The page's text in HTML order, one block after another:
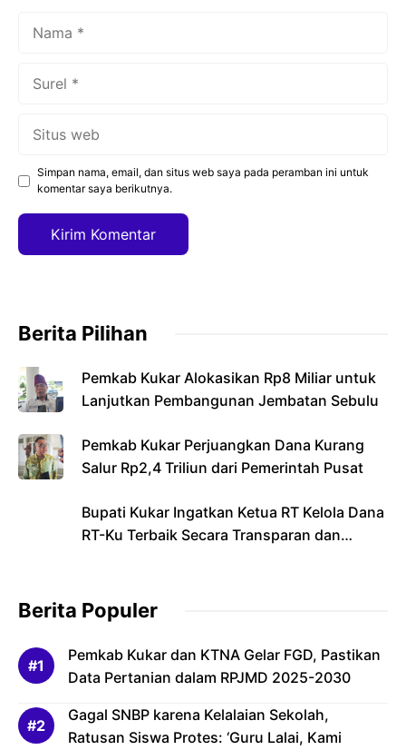
Simpan nama, email, dan situs web saya pada peramban ini untuk
komentar saya berikutnya.
Berita Pilihan
Pemkab Kukar Alokasikan Rp8 Miliar untuk
Lanjutkan Pembangunan Jembatan Sebulu
Pemkab Kukar Perjuangkan Dana Kurang
Salur Rp2,4 Triliun dari Pemerintah Pusat
Bupati Kukar Ingatkan Ketua RT Kelola Dana
RT-Ku Terbaik Secara Transparan dan
Berita Populer
Pemkab Kukar dan KTNA Gelar FGD, Pastikan
Data Pertanian dalam RPJMD 2025-2030
Gagal SNBP karena Kelalaian Sekolah,
Ratusan Siswa Protes: ‘Guru Lalai, Kami